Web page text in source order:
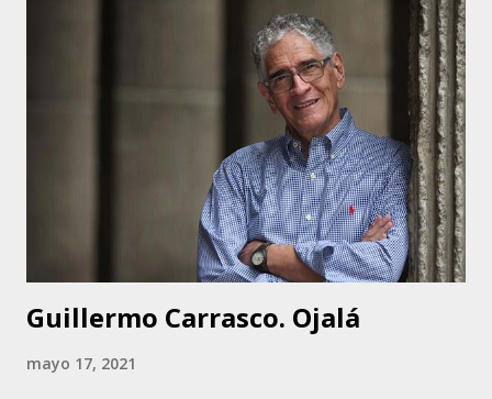
RadioMags Emisora Digital Venezolana
Guillermo Carrasco. Ojalá
mayo 17, 2021